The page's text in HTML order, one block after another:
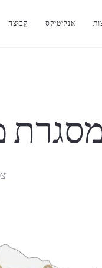
קְבוּצָה אנליטיקס